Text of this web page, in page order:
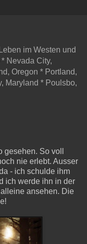
im Westen und
Nevada City,
Oregon * Portland,
Maryland * Poulsbo,
So voll
nie erlebt. Ausser
- ich schulde ihm
ich werde ihn in der
ansehen. Die